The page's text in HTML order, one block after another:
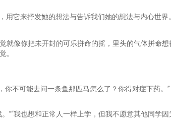
用它来抒发她的想法与告诉我们她的想法与内心世界。
就像你把未开封的可乐拼命的摇，里头的气体拼命
。
你不可能去问一条鱼那匹马怎么了？你得对症下药。”
”“我也想和正常人一样上学，但我不愿意其他同学